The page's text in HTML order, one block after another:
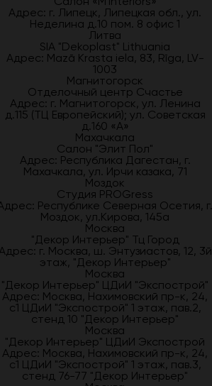
Адрес: г. Липецк, Липецкая обл., ул.
Неделина д.10 пом. 8 офис 1
Литва
SIA "Dekoplast" Lithuania
Адрес: Mazā Krasta iela, 83, Rīga, LV-
1003
Магнитогорск
Отделочный центр Счастье
Адрес: г. Магнитогорск, ул. Ленина
д.115 (ТЦ Европейский); ул. Советская
д.160 «А»
Махачкала
Салон "Элит Пол"
Адрес: Республика Дагестан, г.
Махачкала, ул. Ирчи казака, 71
Моздок
Студия PROGress
Республике Северная Осетия, г.
Моздок, ул.Кирова, 145а
Москва
"Декор Интерьер" Тц Город
г. Москва, ш. Энтузиастов, 12, 3й
этаж, "Декор Интерьер"
Москва
"Декор Интерьер" ЦДиИ "Экспострой"
Адрес: Москва, Нахимовский пр-к, 24,
с1 ЦДиИ "Экспострой" 1 этаж, пав.2,
стенд 10 "Декор Интерьер"
Москва
"Декор Интерьер" ЦДиИ Экспострой
Адрес: Москва, Нахимовский пр-к, 24,
с1 ЦДиИ "Экспострой" 1 этаж, пав.3,
стенд 76-77 "Декор Интерьер"